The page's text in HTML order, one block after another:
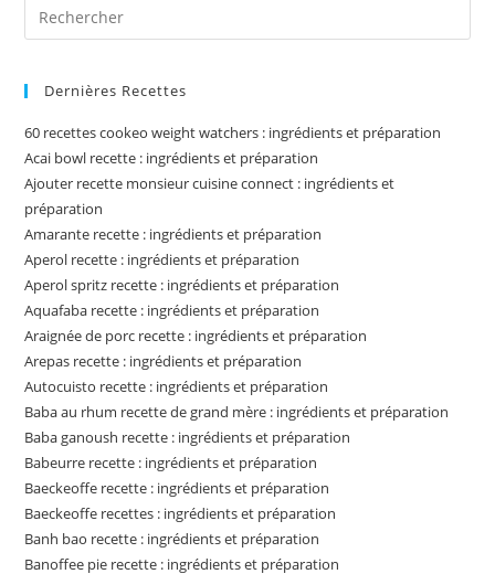
Dernières Recettes
60 recettes cookeo weight watchers : ingrédients et préparation
Acai bowl recette : ingrédients et préparation
Ajouter recette monsieur cuisine connect : ingrédients et
préparation
Amarante recette : ingrédients et préparation
Aperol recette : ingrédients et préparation
Aperol spritz recette : ingrédients et préparation
Aquafaba recette : ingrédients et préparation
Araignée de porc recette : ingrédients et préparation
Arepas recette : ingrédients et préparation
Autocuisto recette : ingrédients et préparation
Baba au rhum recette de grand mère : ingrédients et préparation
Baba ganoush recette : ingrédients et préparation
Babeurre recette : ingrédients et préparation
Baeckeoffe recette : ingrédients et préparation
Baeckeoffe recettes : ingrédients et préparation
Banh bao recette : ingrédients et préparation
Banoffee pie recette : ingrédients et préparation